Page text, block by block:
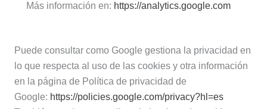
Más información en: https://analytics.google.com
Puede consultar como Google gestiona la privacidad en
lo que respecta al uso de las cookies y otra información
en la página de Política de privacidad de
Google: https://policies.google.com/privacy?hl=es